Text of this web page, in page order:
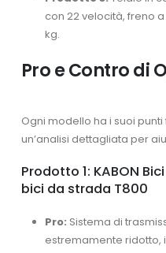
con 22 velocità, freno
kg.
Pro e Contro di
Ogni modello ha i suoi
un’analisi dettagliata per
Prodotto 1: KABON
bici da strada T800
Pro: Sistema di
estremamente ridotto,